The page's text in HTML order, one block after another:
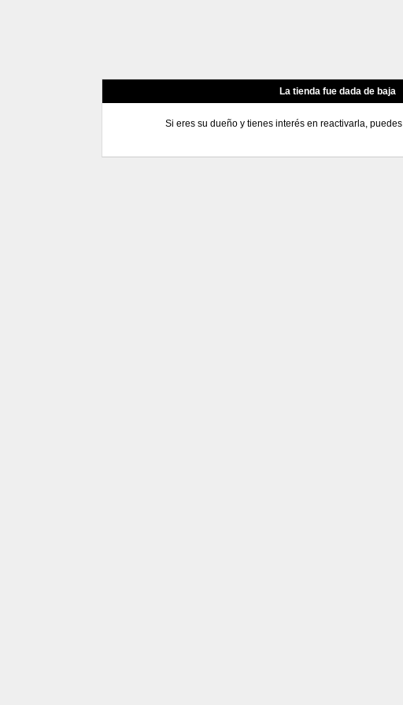
La tienda fue dada de baja
Si eres su dueño y tienes interés en reactivarla, puedes